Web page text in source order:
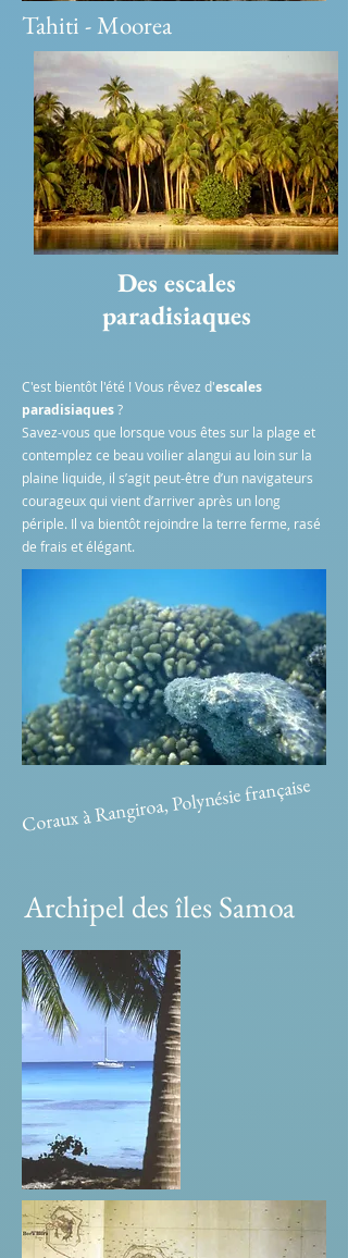
Tahiti - Moorea
Des escales
paradisiaques
C'est bientôt l'été ! Vous rêvez d'escales
paradisiaques?
Savez-vous que lorsque vous êtes sur la plage et
contemplez ce beau voilier alangui au loin sur la
plaine liquide, il s’agit peut-être d’un navigateurs
courageux qui vient d’arriver après un long
périple. Il va bientôt rejoindre la terre ferme, rasé
de frais et élégant.
Coraux à Rangiroa, Polynésie française
Archipel des îles Samoa